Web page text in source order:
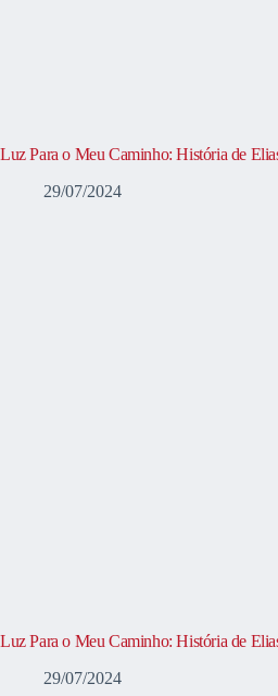
Luz Para o Meu Caminho: História de
29/07/2024
Luz Para o Meu Caminho: História de
29/07/2024